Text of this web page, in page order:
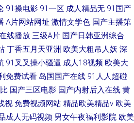
91操电影 91一区 成人精品无 91国产
A片网站网址 激情文学色 国产主播第
线播放 三级A片 国产日韩亚洲综合
丁香五月天亚洲 欧美大粗吊人妖 深
91叉叉操小骚逼 成人18视频 欧美大
免费试看 岛国国产在线 91人人超碰
国产三区电影 国产内射后入在线 黄
视 免费视频网站 精品欧美精品v 欧美
成人无码视频 男女午夜福利影院 欧美